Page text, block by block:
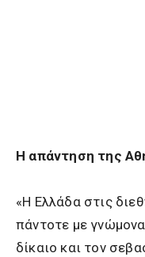
Η απάντηση της
«Η Ελλάδα στις
πάντοτε με
δίκαιο και τον